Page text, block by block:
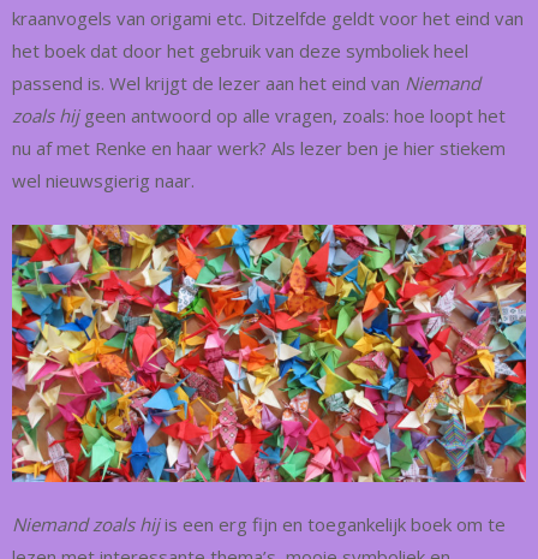
kraanvogels van origami etc. Ditzelfde geldt voor het eind van
het boek dat door het gebruik van deze symboliek heel
passend is. Wel krijgt de lezer aan het eind van Niemand
zoals hijgeen antwoord op alle vragen, zoals: hoe loopt het
nu af met Renke en haar werk? Als lezer ben je hier stiekem
wel nieuwsgierig naar.
Niemand zoals hijis een erg fijn en toegankelijk boek om te